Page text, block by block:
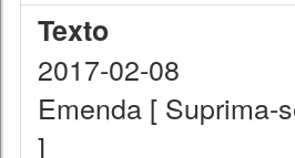
Texto
2017-02-08
Emenda [ Suprima-
]